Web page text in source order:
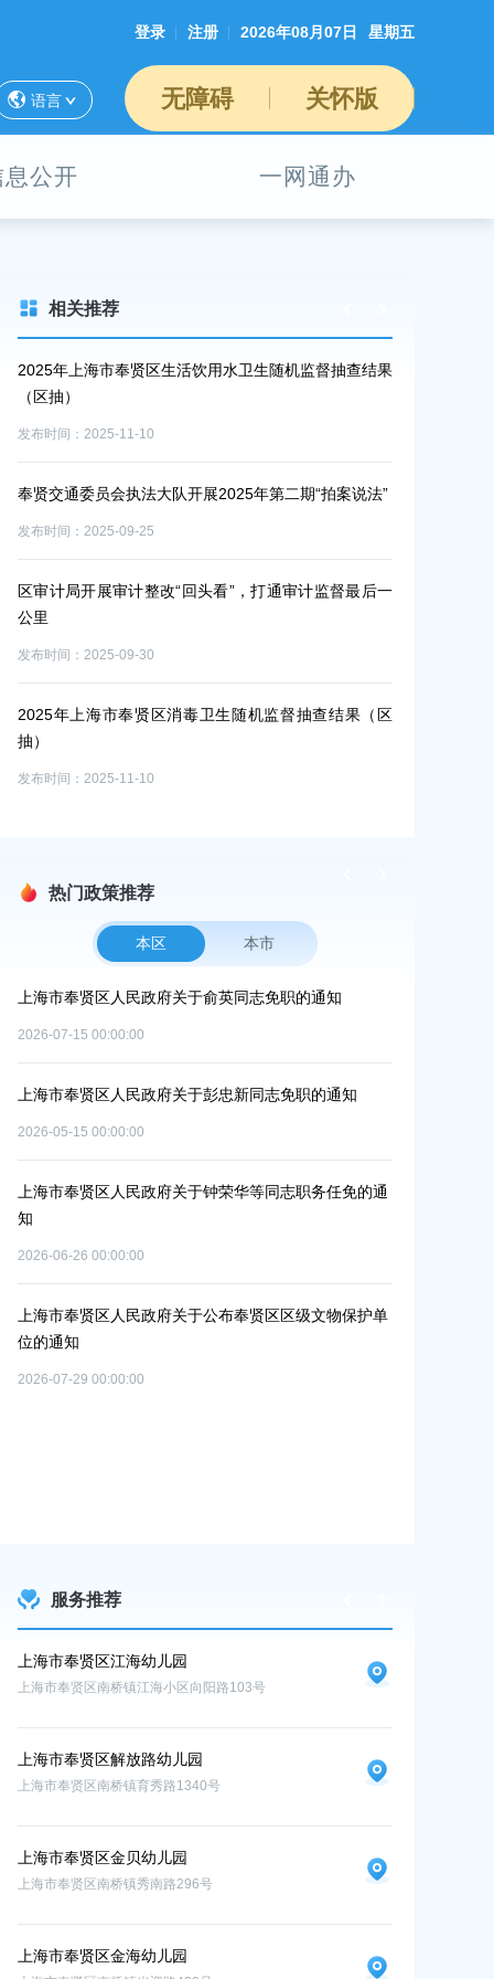
登录 注册 2026年08月07日 星期五
无障碍 关怀版
语言
息公开 一网通办
相关推荐
随机监督抽查结果
第二期“拍案说法”
通审计监督最后一
监督抽查结果（区
2025年上海市奉贤区放射诊疗机构随机监督 抽查
发布时间：2025-10-16
夏令热线 | 奉贤巧解居民“就医路”；养老环境宜居
发布时间：2025-07-25
发布时间：2025-11-06
热门政策推荐
本区 本市
上海市奉贤区人民政府关于俞英同志免职的通知
2026-07-15 00:00:00
上海市奉贤区人民政府关于彭忠新同志免职的通知
2026-05-15 00:00:00
上海市奉贤区人民政府关于钟荣华等同志职务任免的通
知
2026-06-26 00:00:00
上海市奉贤区人民政府关于公布奉贤区区级文物保护单
位的通知
2026-07-29 00:00:00
服务推荐
上海市奉贤区江海幼儿园
上海市奉贤区南桥镇江海小区向阳路103号
上海市奉贤区解放路幼儿园
上海市奉贤区南桥镇育秀路1340号
上海市奉贤区金贝幼儿园
上海市奉贤区南桥镇秀南路296号
上海市奉贤区金海幼儿园